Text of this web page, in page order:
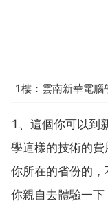
1樓：雲南新華電腦
1、這個你可以到
學這樣的技術的
你所在的省份的
你親自去體驗一